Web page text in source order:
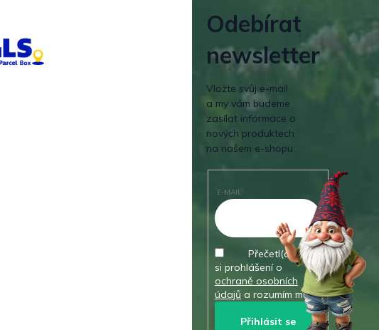
Odebírat
newsletter
Vložte svůj e-mail
a my vám budeme
zasílat informace o
nových produktech
na našem e-shopu.
E-MAIL
Přečetl(a) jsem
si prohlášení o
ochraně osobních
údajů a rozumím mu.
Přihlásit se